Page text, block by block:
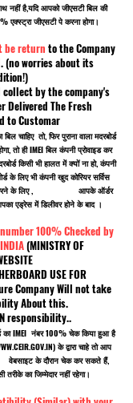
नहीं है,यदि आपको जीएसटी बिल की
जीएसटी पे करना होगा।
be returnto the Company
. (no worries about its
by the company's
Delivered The Fresh
to Customar
चाहिए तो, फिर पुराना वाला मदरबोर्ड
तो ही IMEI बिल कंपनी प्रोवाइड कर
भी हालत में क्यों ना हो, कंपनी
के लिए भी कंपनी खुद कोरियर सर्विस
करने के लिए , आपके ऑर्डर
एड्रेस में डिलीवर होने के बाद ।
100% Checked by
(MINISTRY OF
WEBSITE
USE FOR
Company Will not take
About this.
responsibility..
का IMEI नंबर 100% चेक किया हुआ है
) के द्वारा चाहे तो आप
के दौरान चेक कर सकते हैं,
का जिम्मेदार नहीं रहेगा।